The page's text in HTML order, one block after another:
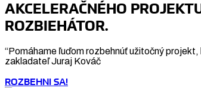
AKCELERAČNÉHO
ROZBIEHÁTOR.
“Pomáhame ľuďom rozbehnúť užitočný projekt,
zakladateľ Juraj Kováč
ROZBEHNI SA!